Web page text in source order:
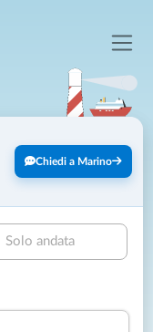
Chiedi a Marino
Solo andata